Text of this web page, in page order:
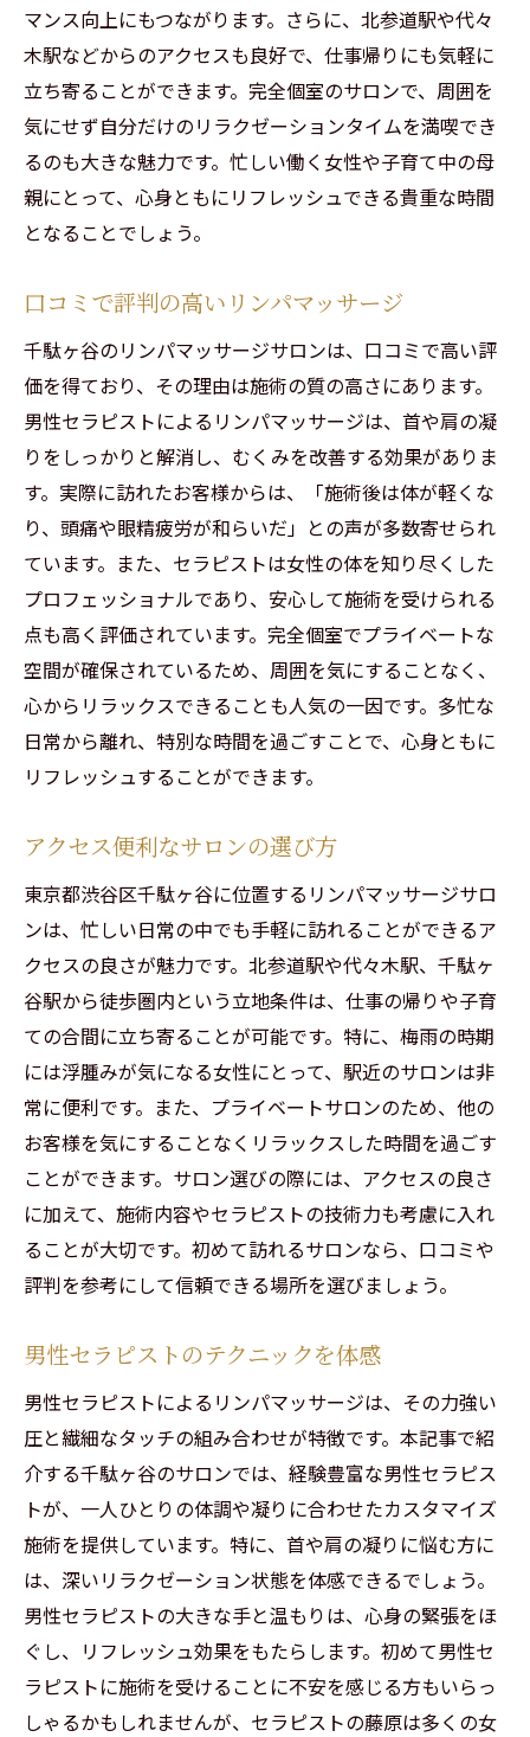
マンス向上にもつながります。さらに、北参道駅や代々
木駅などからのアクセスも良好で、仕事帰りにも気軽に
立ち寄ることができます。完全個室のサロンで、周囲を
気にせず自分だけのリラクゼーションタイムを満喫でき
るのも大きな魅力です。忙しい働く女性や子育て中の母
親にとって、心身ともにリフレッシュできる貴重な時間
となることでしょう。
口コミで評判の高いリンパマッサージ
千駄ヶ谷のリンパマッサージサロンは、口コミで高い評
価を得ており、その理由は施術の質の高さにあります。
男性セラピストによるリンパマッサージは、首や肩の凝
りをしっかりと解消し、むくみを改善する効果がありま
す。実際に訪れたお客様からは、「施術後は体が軽くな
り、頭痛や眼精疲労が和らいだ」との声が多数寄せられ
ています。また、セラピストは女性の体を知り尽くした
プロフェッショナルであり、安心して施術を受けられる
点も高く評価されています。完全個室でプライベートな
空間が確保されているため、周囲を気にすることなく、
心からリラックスできることも人気の一因です。多忙な
日常から離れ、特別な時間を過ごすことで、心身ともに
リフレッシュすることができます。
アクセス便利なサロンの選び方
東京都渋谷区千駄ヶ谷に位置するリンパマッサージサロ
ンは、忙しい日常の中でも手軽に訪れることができるア
クセスの良さが魅力です。北参道駅や代々木駅、千駄ヶ
谷駅から徒歩圏内という立地条件は、仕事の帰りや子育
ての合間に立ち寄ることが可能です。特に、梅雨の時期
には浮腫みが気になる女性にとって、駅近のサロンは非
常に便利です。また、プライベートサロンのため、他の
お客様を気にすることなくリラックスした時間を過ごす
ことができます。サロン選びの際には、アクセスの良さ
に加えて、施術内容やセラピストの技術力も考慮に入れ
ることが大切です。初めて訪れるサロンなら、口コミや
評判を参考にして信頼できる場所を選びましょう。
男性セラピストのテクニックを体感
男性セラピストによるリンパマッサージは、その力強い
圧と繊細なタッチの組み合わせが特徴です。本記事で紹
介する千駄ヶ谷のサロンでは、経験豊富な男性セラピス
トが、一人ひとりの体調や凝りに合わせたカスタマイズ
施術を提供しています。特に、首や肩の凝りに悩む方に
は、深いリラクゼーション状態を体感できるでしょう。
男性セラピストの大きな手と温もりは、心身の緊張をほ
ぐし、リフレッシュ効果をもたらします。初めて男性セ
ラピストに施術を受けることに不安を感じる方もいらっ
しゃるかもしれませんが、セラピストの藤原は多くの女